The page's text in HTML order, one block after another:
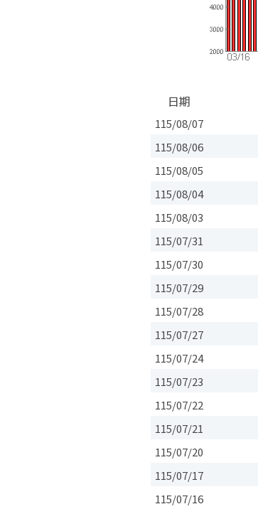
日期
115/08/07
115/08/06
115/08/05
115/08/04
115/08/03
115/07/31
115/07/30
115/07/29
115/07/28
115/07/27
115/07/24
115/07/23
115/07/22
115/07/21
115/07/20
115/07/17
115/07/16